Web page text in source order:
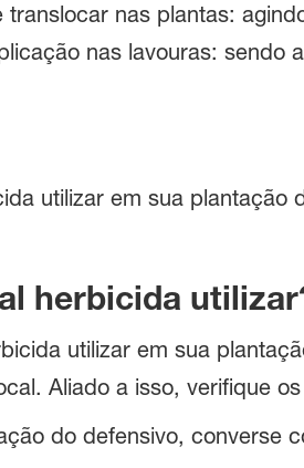
translocar nas plantas:
nas lavouras:
utilizar em sua
herbicida
utilizar em sua
Aliado a isso, verifique
do defensivo, converse